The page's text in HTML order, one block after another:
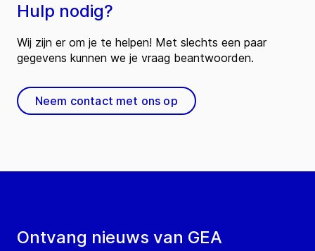
Ontvang nieuws van GEA
Hulp nodig?
Wij zijn er om je te helpen! Met slechts een paar
gegevens kunnen we je vraag beantwoorden.
Neem contact met ons op